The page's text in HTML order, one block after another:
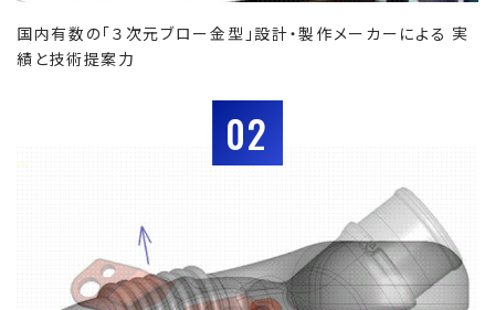
国内有数の「３次元ブロー金型」設計・製作メーカーによる 実
績と技術提案力
02